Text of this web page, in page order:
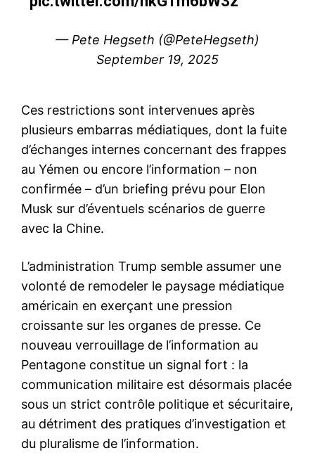
— Pete Hegseth (@PeteHegseth)
September 19, 2025
Ces restrictions sont intervenues après
plusieurs embarras médiatiques, dont la fuite
d’échanges internes concernant des frappes
au Yémen ou encore l’information – non
confirmée – d’un briefing prévu pour Elon
Musk sur d’éventuels scénarios de guerre
avec la Chine.
L’administration Trump semble assumer une
volonté de remodeler le paysage médiatique
américain en exerçant une pression
croissante sur les organes de presse. Ce
nouveau verrouillage de l’information au
Pentagone constitue un signal fort : la
communication militaire est désormais placée
sous un strict contrôle politique et sécuritaire,
au détriment des pratiques d’investigation et
du pluralisme de l’information.